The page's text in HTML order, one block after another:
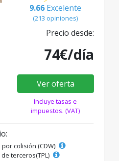
9.66 Excelente
(213 opiniones)
Precio desde:
74€/día
Ver oferta
Incluye tasas e
impuestos. (VAT)
colisión (CDW)
terceros(TPL)